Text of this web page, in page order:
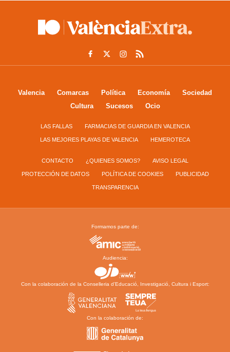
Valencia Comarcas Política Economía
Sociedad
Cultura
Sucesos Ocio
LAS FALLAS FARMACIAS DE GUARDIA EN VALENCIA
LAS MEJORES PLAYAS DE VALENCIA HEMEROTECA
CONTACTO ¿QUIENES SOMOS? AVISO LEGAL
PROTECCIÓN DE DATOS POLÍTICA DE COOKIES PUBLICIDAD
TRANSPARENCIA
Formamos parte de:
Audiencia:
Con la colaboración de la Conselleria d’Educació, Investigació, Cultura i Esport:
Con la colaboración de: